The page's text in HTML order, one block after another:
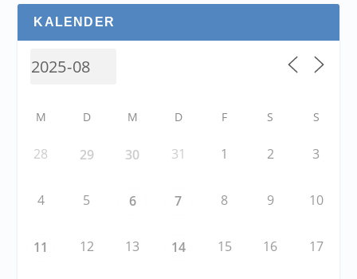
KALENDER
M D M D F S S
28 29 30 31 1 2 3
4 5 6 7 8 9 10
11 12 13 14 15 16 17